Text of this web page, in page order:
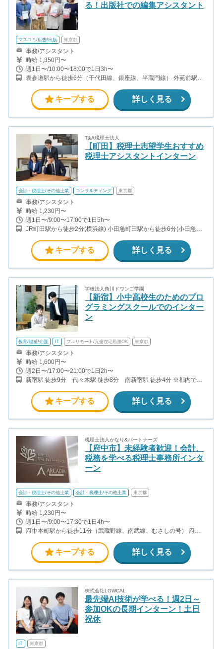
る！出版社での編集アシスタント
マスコミ/広告/出版 東京都
事務/アシスタント
時給 1,350円〜
週1日〜/10:00〜18:00で1日3h〜
表参道駅から徒歩6分（千代田線、銀座線、半蔵門線） 外苑前駅か
キープする 詳しく見る
T&A税理士法人
【町田】税理士志望学生おすすめ
税理士アシスタントインターン
会計・税理士/その他士業 コンサルティング 東京都
事務/アシスタント
時給 1,230円〜
週1日〜/9:00〜17:00で1日5h〜
JR町田駅から徒歩2分(横浜線) 小田急町田駅から徒歩6分(小田急小
キープする 詳しく見る
学校法人角川ドワンゴ学園
【新宿】小中高校生のためのプロ
グラミングスクールでのインター
ン
教育/福祉/介護 IT フルリモート/完全在宅勤務OK 東京都
事務/アシスタント
時給 1,600円〜
週2日〜/17:00〜21:00で1日2h〜
新宿駅 徒歩9分 代々木駅 徒歩8分 南新宿駅 徒歩4分 ※都内で
キープする 詳しく見る
税理士法人かなり&パートナーズ
【府中市】未経験者歓迎！会計、
税務を学べる税理士事務所インタ
ーン
会計・税理士/その他士業 会計・税理士/その他士業 東京都
事務/アシスタント
時給 1,230円〜
週1日〜/9:00〜17:30で1日4h〜
府中本町駅から徒歩11分（武蔵野線、南武線、むさしの号） 府中
馬場線）
キープする 詳しく見る
株式会社LOWCAL
最先端AI技術が学べる！週2日～
参加OKの長期インターン！土日
祝休
IT 東京都